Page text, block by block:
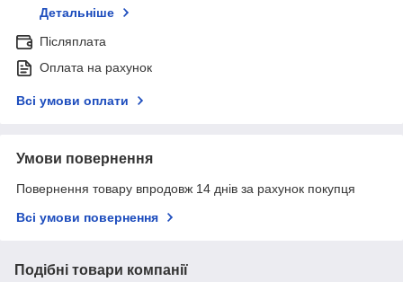
Детальніше
Післяплата
Оплата на рахунок
Всі умови оплати
Умови повернення
Повернення товару впродовж 14 днів за рахунок покупця
Всі умови повернення
Подібні товари компанії